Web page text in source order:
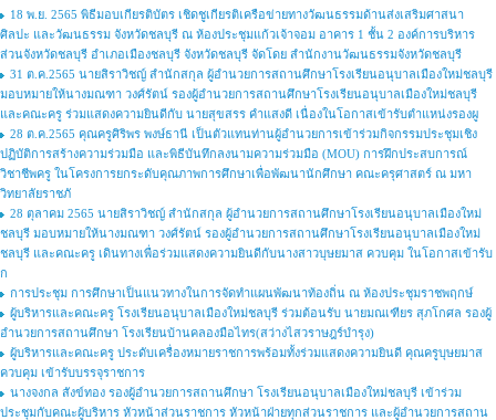
18 พ.ย. 2565 พิธีมอบเกียรติบัตร เชิดชูเกียรติเครือข่ายทางวัฒนธรรมด้านส่งเสริมศาสนา
ศิลปะ และวัฒนธรรม จังหวัดชลบุรี ณ ห้องประชุมแก้วเจ้าจอม อาคาร 1 ชั้น 2 องค์การบริหาร
ส่วนจังหวัดชลบุรี อำเภอเมืองชลบุรี จังหวัดชลบุรี จัดโดย สำนักงานวัฒนธรรมจังหวัดชลบุรี
31 ต.ค.2565 นายสิราวิชญ์ สำนักสกุล ผู้อำนวยการสถานศึกษาโรงเรียนอนุบาลเมืองใหม่ชลบุรี
มอบหมายให้นางมณฑา วงศ์รัตน์ รองผู้อำนวยการสถานศึกษาโรงเรียนอนุบาลเมืองใหม่ชลบุรี
และคณะครู ร่วมแสดงความยินดีกับ นายสุขสรร คำแสงดี เนื่องในโอกาสเข้ารับตำแหน่งรองผู
28 ต.ค.2565 คุณครูศิริพร พงษ์ธานี เป็นตัวแทนท่านผู้อำนวยการเข้าร่วมกิจกรรมประชุมเชิง
ปฏิบัติการสร้างความร่วมมือ และพิธีบันทึกลงนามความร่วมมือ (MOU) การฝึกประสบการณ์
วิชาชีพครู ในโครงการยกระดับคุณภาพการศึกษาเพื่อพัฒนานักศึกษา คณะครุศาสตร์ ณ มหา
วิทยาลัยราชภั
28 ตุลาคม 2565 นายสิราวิชญ์ สำนักสกุล ผู้อำนวยการสถานศึกษาโรงเรียนอนุบาลเมืองใหม่
ชลบุรี มอบหมายให้นางมณฑา วงศ์รัตน์ รองผู้อำนวยการสถานศึกษาโรงเรียนอนุบาลเมืองใหม่
ชลบุรี และคณะครู เดินทางเพื่อร่วมแสดงความยินดีกับนางสาวบุษยมาส ควบคุม ในโอกาสเข้ารับ
ก
การประชุม การศึกษาเป็นแนวทางในการจัดทำแผนพัฒนาท้องถิ่น ณ ห้องประชุมราชพฤกษ์
ผู้บริหารและคณะครู โรงเรียนอนุบาลเมืองใหม่ชลบุรี ร่วมต้อนรับ นายมณเฑียร สุภโกศล รองผู้
อำนวยการสถานศึกษา โรงเรียนบ้านคลองมือไทร(สว่างไสวราษฎร์บำรุง)
ผู้บริหารและคณะครู ประดับเครื่องหมายราชการพร้อมทั้งร่วมแสดงความยินดี คุณครูบุษยมาส
ควบคุม เข้ารับบรรจุราชการ
นางจงกล สังข์ทอง รองผู้อำนวยการสถานศึกษา โรงเรียนอนุบาลเมืองใหม่ชลบุรี เข้าร่วม
ประชุมกับคณะผู้บริหาร หัวหน้าส่วนราชการ หัวหน้าฝ่ายทุกส่วนราชการ และผู้อำนวยการสถาน